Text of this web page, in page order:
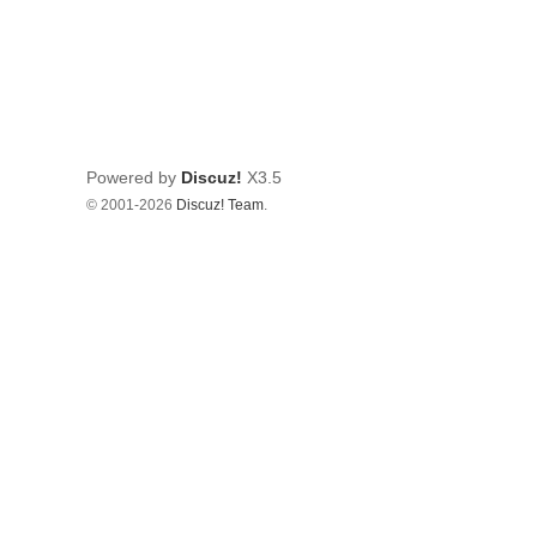
Powered by Discuz! X3.5
© 2001-2026 Discuz! Team